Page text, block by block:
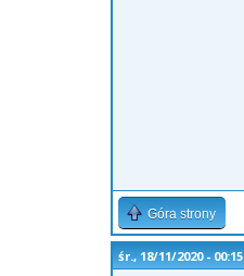
Góra strony
śr., 18/11/2020 - 00:15